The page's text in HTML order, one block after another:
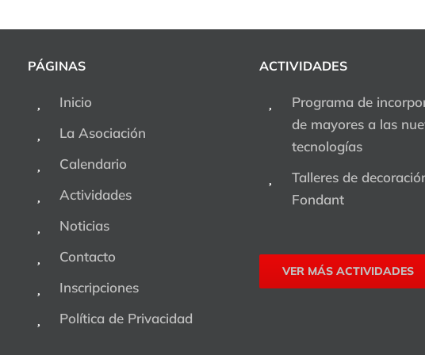
PÁGINAS
Inicio
La Asociación
Calendario
Actividades
Noticias
Contacto
Inscripciones
Política de Privacidad
ACTIVIDADES
Programa de
de mayores a las
tecnologías
Talleres de
Fondant
VER MÁS ACTIVIDADES